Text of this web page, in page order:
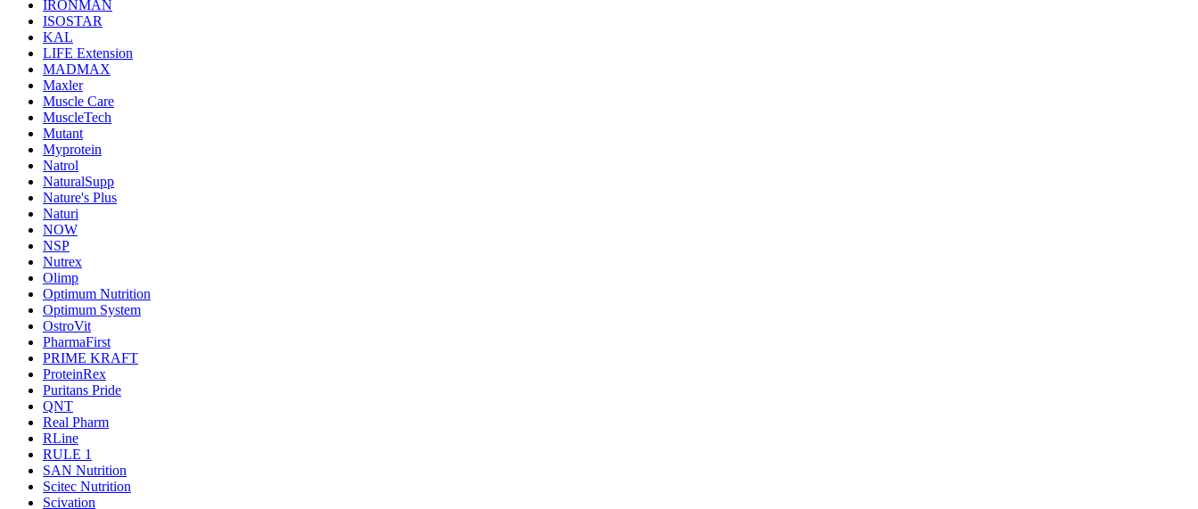
IRONMAN
ISOSTAR
KAL
LIFE Extension
MADMAX
Maxler
Muscle Care
MuscleTech
Mutant
Myprotein
Natrol
NaturalSupp
Nature's Plus
Naturi
NOW
NSP
Nutrex
Olimp
Optimum Nutrition
Optimum System
OstroVit
PharmaFirst
PRIME KRAFT
ProteinRex
Puritans Pride
QNT
Real Pharm
RLine
RULE 1
SAN Nutrition
Scitec Nutrition
Scivation